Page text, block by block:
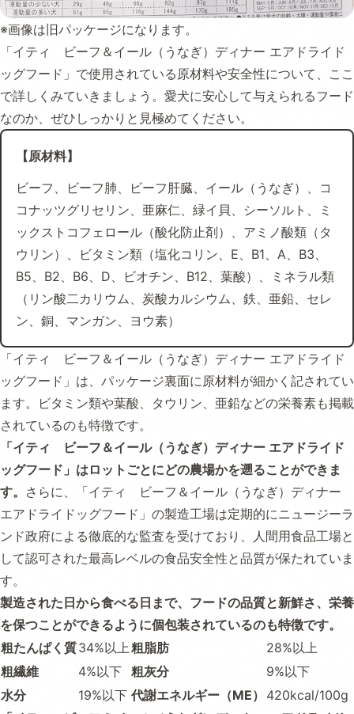
※画像は旧パッケージになります。
「イティ ビーフ＆イール（うなぎ）ディナー エアドライド
ッグフード」で使用されている原材料や安全性について、ここ
で詳しくみていきましょう。愛犬に安心して与えられるフード
なのか、ぜひしっかりと見極めてください。
【原材料】
ビーフ、ビーフ肺、ビーフ肝臓、イール（うなぎ）、コ
コナッツグリセリン、亜麻仁、緑イ貝、シーソルト、ミ
ックストコフェロール（酸化防止剤）、アミノ酸類（タ
ウリン）、ビタミン類（塩化コリン、E、B1、A、B3、
B5、B2、B6、D、ビオチン、B12、葉酸）、ミネラル類
（リン酸二カリウム、炭酸カルシウム、鉄、亜鉛、セレ
ン、銅、マンガン、ヨウ素）
「イティ ビーフ＆イール（うなぎ）ディナー エアドライド
ッグフード」は、パッケージ裏面に原材料が細かく記されてい
ます。ビタミン類や葉酸、タウリン、亜鉛などの栄養素も掲載
されているのも特徴です。
「イティ ビーフ＆イール（うなぎ）ディナー エアドライド
ッグフード」はロットごとにどの農場かを遡ることができま
す。 さらに、「イティ ビーフ＆イール（うなぎ）ディナー
エアドライドッグフード」の製造工場は定期的にニュージーラ
ンド政府による徹底的な監査を受けており、人間用食品工場と
して認可された最高レベルの食品安全性と品質が保たれていま
す。
製造された日から食べる日まで、フードの品質と新鮮さ、栄養
を保つことができるように個包装されているのも特徴です。
粗たんぱく質34%以上 粗脂肪
28%以上
粗繊維
4%以下 粗灰分
9%以下
水分
19%以下 代謝エネルギー（ME） 420kcal/100g